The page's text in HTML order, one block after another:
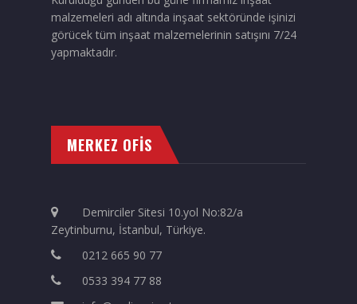
malzemeleri adı altında inşaat sektöründe işinizi
görücek tüm inşaat malzemelerinin satışını 7/24
yapmaktadır.
MERKEZ OFİS
Demirciler Sitesi 10.yol No:82/a
Zeytinburnu, İstanbul, Türkiye.
0212 665 90 77
0533 394 77 88